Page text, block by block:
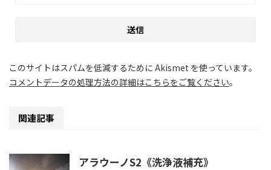
このサイトはスパムを低減するために Akismet を使っています。
コメントデータの処理方法の詳細はこちらをご覧ください。
関連記事
アラウーノS2《洗浄液補充》